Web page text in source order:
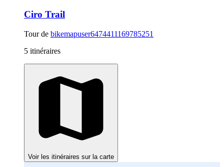
Ciro Trail
Tour de bikemapuser6474411169785251
5 itinéraires
Voir les itinéraires sur la carte